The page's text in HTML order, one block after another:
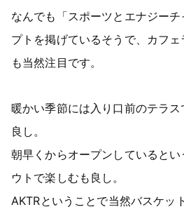
なんでも「スポーツとエナジー
プトを掲げているそうで、カフ
も当然注目です。
暖かい季節には入り口前のテラ
良し。
朝早くからオープンしていると
ウトで楽しむも良し。
AKTRということで当然バスケッ